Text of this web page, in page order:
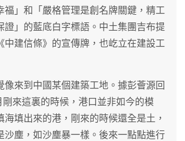
福」和「嚴格管理是創名牌關鍵，精工
證」的藍底白字標語。中土集團吉布提
中建信條》的宣傳牌，也屹立在建設工
像來到中國某個建築工地。據彭薈源回
來這裏的時候，港口並非如今的模
海填出來的港，剛來的時候還全是土，
沙塵，如沙塵暴一樣。後來一點點進行